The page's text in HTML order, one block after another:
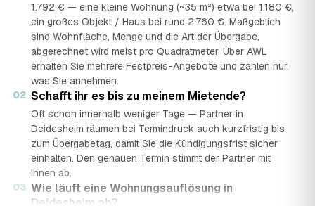
1.792 € — eine kleine Wohnung (~35 m²) etwa bei 1.180 €,
ein großes Objekt / Haus bei rund 2.760 €. Maßgeblich
sind Wohnfläche, Menge und die Art der Übergabe,
abgerechnet wird meist pro Quadratmeter. Über AWL
erhalten Sie mehrere Festpreis-Angebote und zahlen nur,
was Sie annehmen.
02 Schafft ihr es bis zu meinem Mietende?
Oft schon innerhalb weniger Tage — Partner in
Deidesheim räumen bei Termindruck auch kurzfristig bis
zum Übergabetag, damit Sie die Kündigungsfrist sicher
einhalten. Den genauen Termin stimmt der Partner mit
Ihnen ab.
03 Wie läuft eine Wohnungsauflösung in
Deidesheim ab?